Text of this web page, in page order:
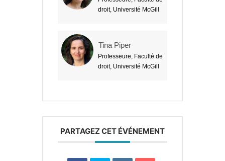
droit, Université McGill
Tina Piper
Professeure, Faculté de
droit, Université McGill
PARTAGEZ CET ÉVÉNEMENT